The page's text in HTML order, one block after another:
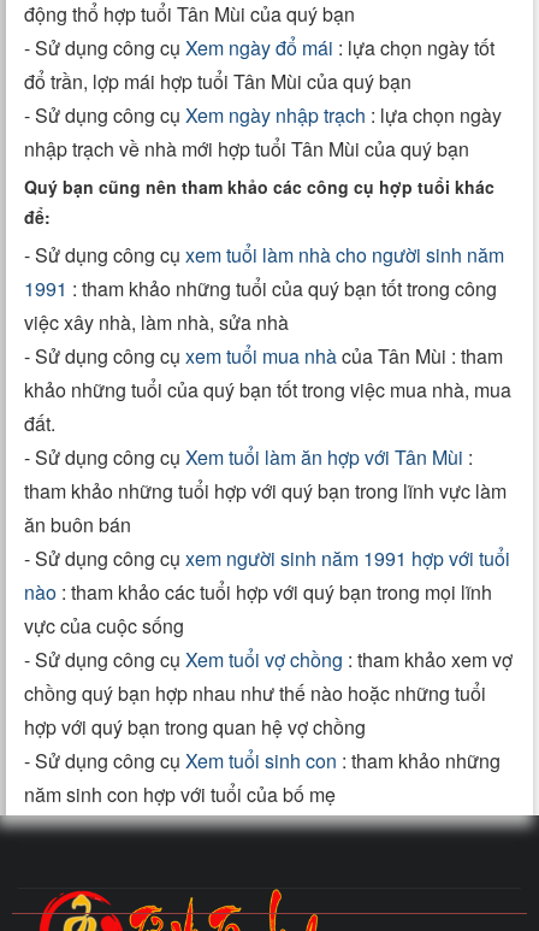
động thổ hợp tuổi Tân Mùi của quý bạn
- Sử dụng công cụ Xem ngày đổ mái : lựa chọn ngày tốt
đổ trần, lợp mái hợp tuổi Tân Mùi của quý bạn
- Sử dụng công cụ Xem ngày nhập trạch : lựa chọn ngày
nhập trạch về nhà mới hợp tuổi Tân Mùi của quý bạn
Quý bạn cũng nên tham khảo các công cụ hợp tuổi khác
để:
- Sử dụng công cụ xem tuổi làm nhà cho người sinh năm
1991 : tham khảo những tuổi của quý bạn tốt trong công
việc xây nhà, làm nhà, sửa nhà
- Sử dụng công cụ xem tuổi mua nhàcủa Tân Mùi : tham
khảo những tuổi của quý bạn tốt trong việc mua nhà, mua
đất.
- Sử dụng công cụ Xem tuổi làm ăn hợp với Tân Mùi :
tham khảo những tuổi hợp với quý bạn trong lĩnh vực làm
ăn buôn bán
- Sử dụng công cụ xem người sinh năm 1991 hợp với tuổi
nào : tham khảo các tuổi hợp với quý bạn trong mọi lĩnh
vực của cuộc sống
- Sử dụng công cụ Xem tuổi vợ chồng : tham khảo xem vợ
chồng quý bạn hợp nhau như thế nào hoặc những tuổi
hợp với quý bạn trong quan hệ vợ chồng
- Sử dụng công cụ Xem tuổi sinh con : tham khảo những
năm sinh con hợp với tuổi của bố mẹ